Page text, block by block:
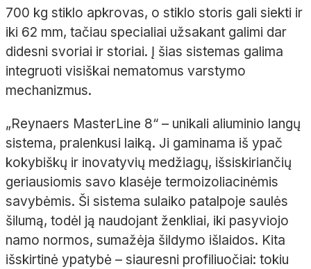
700 kg stiklo apkrovas, o stiklo storis gali siekti ir
iki 62 mm, tačiau specialiai užsakant galimi dar
didesni svoriai ir storiai. Į šias sistemas galima
integruoti visiškai nematomus varstymo
mechanizmus.
„Reynaers MasterLine 8“ – unikali aliuminio langų
sistema, pralenkusi laiką. Ji gaminama iš ypač
kokybiškų ir inovatyvių medžiagų, išsiskiriančių
geriausiomis savo klasėje termoizoliacinėmis
savybėmis. Ši sistema sulaiko patalpoje saulės
šilumą, todėl ją naudojant ženkliai, iki pasyviojo
namo normos, sumažėja šildymo išlaidos. Kita
išskirtinė ypatybė – siauresni profiliuočiai: tokiu